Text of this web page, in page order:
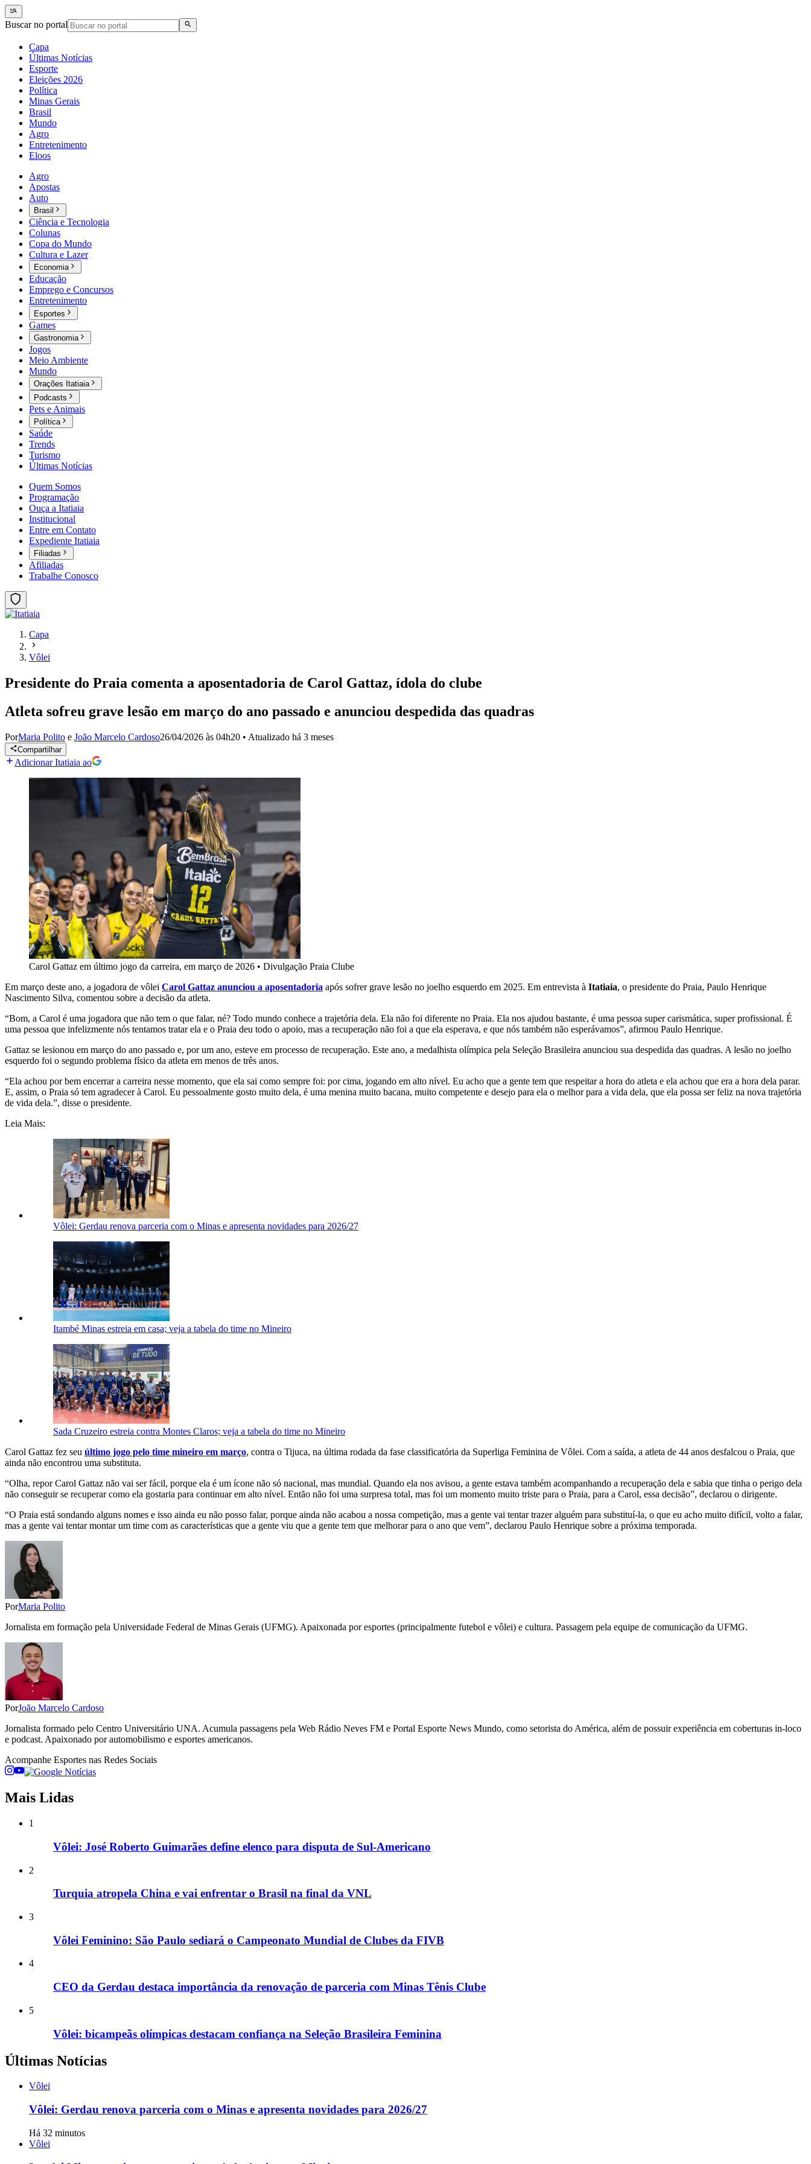
Buscar no portal
Capa
Últimas Notícias
Esporte
Eleições 2026
Política
Minas Gerais
Brasil
Mundo
Agro
Entretenimento
Eloos
Agro
Apostas
Auto
Brasil
Ciência e Tecnologia
Colunas
Copa do Mundo
Cultura e Lazer
Economia
Educação
Emprego e Concursos
Entretenimento
Esportes
Games
Gastronomia
Jogos
Meio Ambiente
Mundo
Orações Itatiaia
Podcasts
Pets e Animais
Política
Saúde
Trends
Turismo
Últimas Notícias
Quem Somos
Programação
Ouça a Itatiaia
Institucional
Entre em Contato
Expediente Itatiaia
Filiadas
Afiliadas
Trabalhe Conosco
Capa
Vôlei
Presidente do Praia comenta a aposentadoria de Carol Gattaz, ídola do clube
Atleta sofreu grave lesão em março do ano passado e anunciou despedida das quadras
PorMaria Polito e João Marcelo Cardoso26/04/2026 às 04h20 • Atualizado há 3 meses
Compartilhar
Adicionar Itatiaia ao
Carol Gattaz em último jogo da carreira, em março de 2026 • Divulgação Praia Clube
Em março deste ano, a jogadora de vôlei Carol Gattaz anunciou a aposentadoria após sofrer grave lesão no joelho esquerdo em 2025. Em entrevista à Itatiaia, o presidente do Praia, Paulo Henrique
Nascimento Silva, comentou sobre a decisão da atleta.
“Bom, a Carol é uma jogadora que não tem o que falar, né? Todo mundo conhece a trajetória dela. Ela não foi diferente no Praia. Ela nos ajudou bastante, é uma pessoa super carismática, super profissional. É
uma pessoa que infelizmente nós tentamos tratar ela e o Praia deu todo o apoio, mas a recuperação não foi a que ela esperava, e que nós também não esperávamos”, afirmou Paulo Henrique.
Gattaz se lesionou em março do ano passado e, por um ano, esteve em processo de recuperação. Este ano, a medalhista olímpica pela Seleção Brasileira anunciou sua despedida das quadras. A lesão no joelho
esquerdo foi o segundo problema físico da atleta em menos de três anos.
“Ela achou por bem encerrar a carreira nesse momento, que ela sai como sempre foi: por cima, jogando em alto nível. Eu acho que a gente tem que respeitar a hora do atleta e ela achou que era a hora dela parar.
E, assim, o Praia só tem agradecer à Carol. Eu pessoalmente gosto muito dela, é uma menina muito bacana, muito competente e desejo para ela o melhor para a vida dela, que ela possa ser feliz na nova trajetória
de vida dela.”, disse o presidente.
Leia Mais:
Vôlei: Gerdau renova parceria com o Minas e apresenta novidades para 2026/27
Itambé Minas estreia em casa; veja a tabela do time no Mineiro
Sada Cruzeiro estreia contra Montes Claros; veja a tabela do time no Mineiro
Carol Gattaz fez seu último jogo pelo time mineiro em março, contra o Tijuca, na última rodada da fase classificatória da Superliga Feminina de Vôlei. Com a saída, a atleta de 44 anos desfalcou o Praia, que
ainda não encontrou uma substituta.
“Olha, repor Carol Gattaz não vai ser fácil, porque ela é um ícone não só nacional, mas mundial. Quando ela nos avisou, a gente estava também acompanhando a recuperação dela e sabia que tinha o perigo dela
não conseguir se recuperar como ela gostaria para continuar em alto nível. Então não foi uma surpresa total, mas foi um momento muito triste para o Praia, para a Carol, essa decisão”, declarou o dirigente.
“O Praia está sondando alguns nomes e isso ainda eu não posso falar, porque ainda não acabou a nossa competição, mas a gente vai tentar trazer alguém para substituí-la, o que eu acho muito difícil, volto a falar,
mas a gente vai tentar montar um time com as características que a gente viu que a gente tem que melhorar para o ano que vem”, declarou Paulo Henrique sobre a próxima temporada.
PorMaria Polito
Jornalista em formação pela Universidade Federal de Minas Gerais (UFMG). Apaixonada por esportes (principalmente futebol e vôlei) e cultura. Passagem pela equipe de comunicação da UFMG.
PorJoão Marcelo Cardoso
Jornalista formado pelo Centro Universitário UNA. Acumula passagens pela Web Rádio Neves FM e Portal Esporte News Mundo, como setorista do América, além de possuir experiência em coberturas in-loco
e podcast. Apaixonado por automobilismo e esportes americanos.
Acompanhe Esportes nas Redes Sociais
Mais Lidas
1
Vôlei: José Roberto Guimarães define elenco para disputa de Sul-Americano
2
Turquia atropela China e vai enfrentar o Brasil na final da VNL
3
Vôlei Feminino: São Paulo sediará o Campeonato Mundial de Clubes da FIVB
4
CEO da Gerdau destaca importância da renovação de parceria com Minas Tênis Clube
5
Vôlei: bicampeãs olímpicas destacam confiança na Seleção Brasileira Feminina
Últimas Notícias
Vôlei
Vôlei: Gerdau renova parceria com o Minas e apresenta novidades para 2026/27
Há 32 minutos
Vôlei